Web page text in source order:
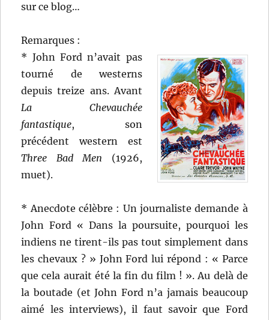
sur ce blog…
Remarques :
* John Ford n’avait pas
tourné de westerns
depuis treize ans. Avant
La Chevauchée
fantastique, son
précédent western est
Three Bad Men (1926,
muet).
* Anecdote célèbre : Un journaliste demande à
John Ford « Dans la poursuite, pourquoi les
indiens ne tirent-ils pas tout simplement dans
les chevaux ? » John Ford lui répond : « Parce
que cela aurait été la fin du film ! ». Au delà de
la boutade (et John Ford n’a jamais beaucoup
aimé les interviews), il faut savoir que Ford